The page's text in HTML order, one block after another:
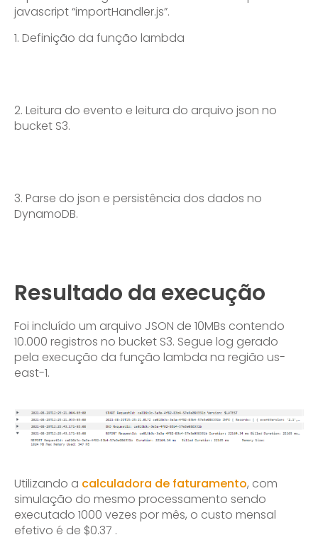
javascript “importHandler.js”.
Definição da função lambda
2. Leitura do evento e leitura do arquivo json no
bucket S3.
3. Parse do json e persistência dos dados no
DynamoDB.
Resultado da execução
Foi incluído um arquivo JSON de 10MBs contendo
10.000 registros no bucket S3. Segue log gerado
pela execução da função lambda na região us-
east-1.
Utilizando a calculadora de faturamento, com
simulação do mesmo processamento sendo
executado 1000 vezes por mês, o custo mensal
efetivo é de $0.37 .